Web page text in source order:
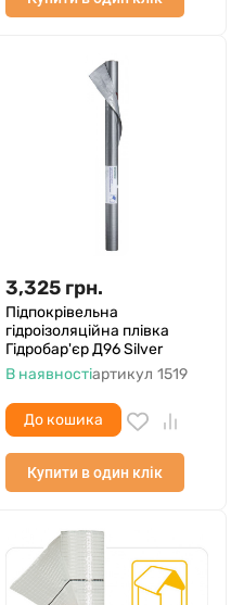
3,325 грн.
Підпокрівельна
гідроізоляційна плівка
Гідробар'єр Д96 Silver
В наявностіартикул 1519
До кошика
Купити в один клік